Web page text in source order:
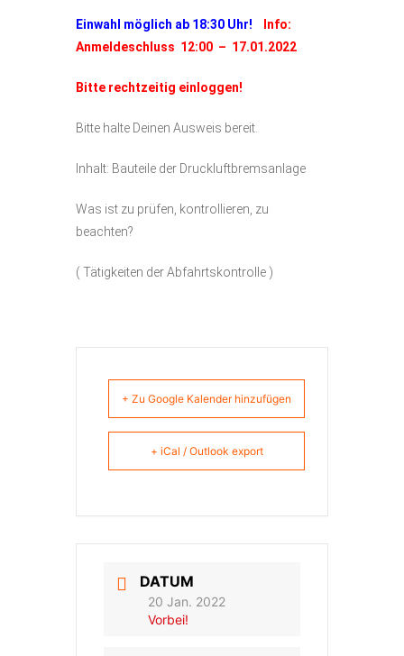
Einwahl möglich ab 18:30 Uhr!
Info:
Anmeldeschluss 12:00 – 17.01.2022
Bitte rechtzeitig einloggen!
Bitte halte Deinen Ausweis bereit.
Inhalt: Bauteile der Druckluftbremsanlage
Was ist zu prüfen, kontrollieren, zu
beachten?
( Tätigkeiten der Abfahrtskontrolle )
+ Zu Google Kalender hinzufügen
+ iCal / Outlook export
DATUM
20 Jan. 2022
Vorbei!